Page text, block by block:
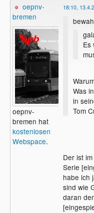
oepnv-
bremen
oepnv-
bremen hat
kostenlosen
Webspace.
18:10,
Es
Was
in
Tom
Als
zählt -
Der ist
Serie
habe ich
sind wie
daran